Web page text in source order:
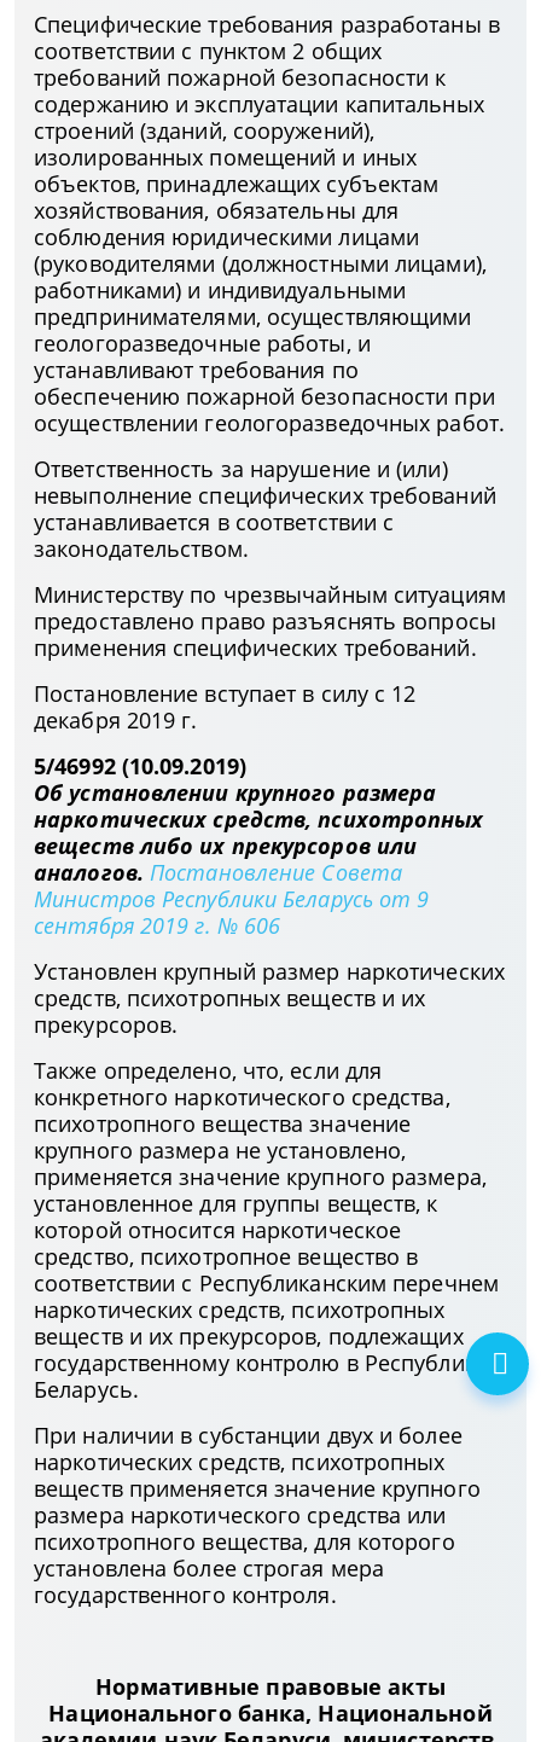
Специфические требования разработаны в
соответствии с пунктом 2 общих
требований пожарной безопасности к
содержанию и эксплуатации капитальных
строений (зданий, сооружений),
изолированных помещений и иных
объектов, принадлежащих субъектам
хозяйствования, обязательны для
соблюдения юридическими лицами
(руководителями (должностными лицами),
работниками) и индивидуальными
предпринимателями, осуществляющими
геологоразведочные работы, и
устанавливают требования по
обеспечению пожарной безопасности при
осуществлении геологоразведочных работ.
Ответственность за нарушение и (или)
невыполнение специфических требований
устанавливается в соответствии с
законодательством.
Министерству по чрезвычайным ситуациям
предоставлено право разъяснять вопросы
применения специфических требований.
Постановление вступает в силу с 12
декабря 2019 г.
5/46992 (10.09.2019)
Об установлении крупного размера
наркотических средств, психотропных
веществ либо их прекурсоров или
аналогов. Постановление Совета
Министров Республики Беларусь от 9
сентября 2019 г. № 606
Установлен крупный размер наркотических
средств, психотропных веществ и их
прекурсоров.
Также определено, что, если для
конкретного наркотического средства,
психотропного вещества значение
крупного размера не установлено,
применяется значение крупного размера,
установленное для группы веществ, к
которой относится наркотическое
средство, психотропное вещество в
соответствии с Республиканским перечнем
наркотических средств, психотропных
веществ и их прекурсоров, подлежащих
государственному контролю в Республике
Беларусь.
При наличии в субстанции двух и более
наркотических средств, психотропных
веществ применяется значение крупного
размера наркотического средства или
психотропного вещества, для которого
установлена более строгая мера
государственного контроля.
Нормативные правовые акты
Национального банка, Национальной